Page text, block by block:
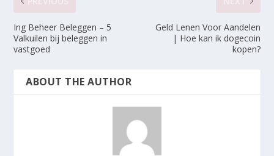
Ing Beheer Beleggen – 5
Valkuilen bij beleggen in
vastgoed
Geld Lenen Voor Aandelen
| Hoe kan ik dogecoin
kopen?
ABOUT THE AUTHOR